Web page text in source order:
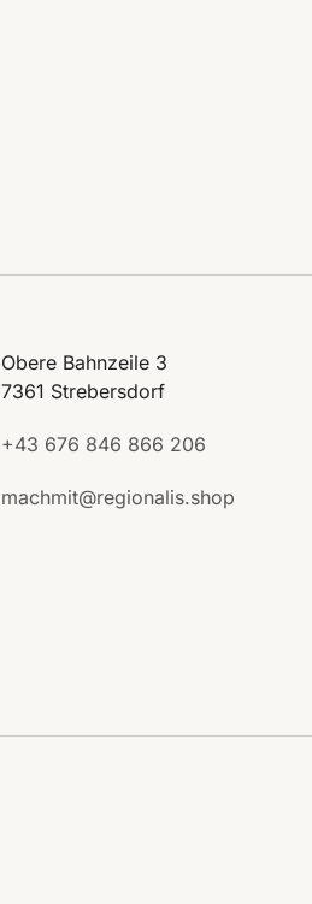
Obere Bahnzeile 3
7361 Strebersdorf
+43 676 846 866 206
machmit@regionalis.shop